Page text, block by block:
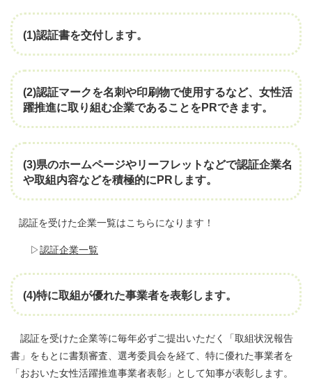
(1)認証書を交付します。
(2)認証マークを名刺や印刷物で使用するなど、女性活
躍推進に取り組む企業であることをPRできます。
(3)県のホームページやリーフレットなどで認証企業名
や取組内容などを積極的にPRします。
認証を受けた企業一覧はこちらになります！
▷認証企業一覧
(4)特に取組が優れた事業者を表彰します。
認証を受けた企業等に毎年必ずご提出いただく「取組状況報告
書」をもとに書類審査、選考委員会を経て、特に優れた事業者を
「おおいた女性活躍推進事業者表彰」として知事が表彰します。